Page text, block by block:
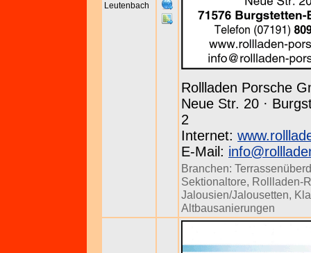
Leutenbach
Rollladen Porsche
Neue Str. 20 ·
2
Internet:
E-Mail:
Branchen:
Sektionaltore, Rollladen-
Jalousien/Jalousetten,
Altbausanierungen